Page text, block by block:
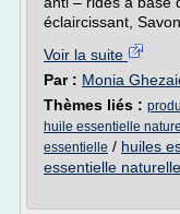
éclaircissant, Savon
Voir la suite
Par :
Thèmes liés :
huile essentielle
essentielle / huiles
essentielle